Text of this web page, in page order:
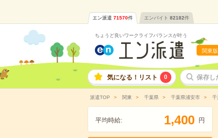
エン派遣 71570件 エンバイト 82182件
ちょうど良いワークライフバランスが叶う
関東版
気になる！リスト 0 保存し
派遣TOP 関東 千葉県 千葉県浦安市 千
平均時給: 1,400 円